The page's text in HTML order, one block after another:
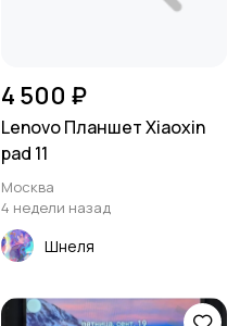
4 500 ₽
Lenovo Планшет Xiaoxin
pad 11
Москва
4 недели назад
Шнеля